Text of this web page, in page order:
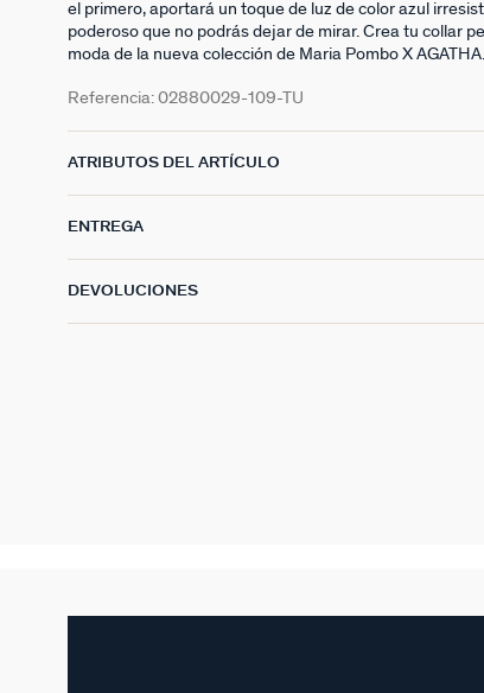
el primero, aportará un toque de luz de color azul
poderoso que no podrás dejar de mirar. Crea tu collar
moda de la nueva colección de Maria Pombo X
Referencia: 02880029-109-TU
ATRIBUTOS DEL ARTÍCULO
ENTREGA
DEVOLUCIONES